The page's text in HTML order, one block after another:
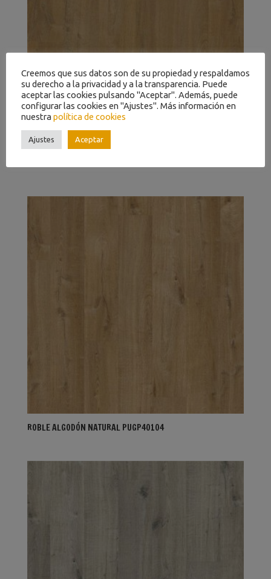
ROBLE ALGODÓN NATURAL PUGP40104
Creemos que sus datos son de su propiedad y respaldamos
su derecho a la privacidad y a la transparencia. Puede
aceptar las cookies pulsando "Aceptar". Además, puede
configurar las cookies en "Ajustes". Más información en
nuestra política de cookies
Ajustes Aceptar